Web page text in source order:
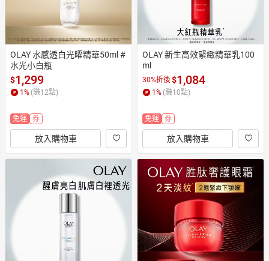
OLAY 水感透白光曜精華50ml #
水光小白瓶
$1,299
1% (賺12點)
免運 券
放入購物車
OLAY 新生高效緊緻精華乳100
ml
30%折後$1,084
1% (賺10點)
免運 券
放入購物車